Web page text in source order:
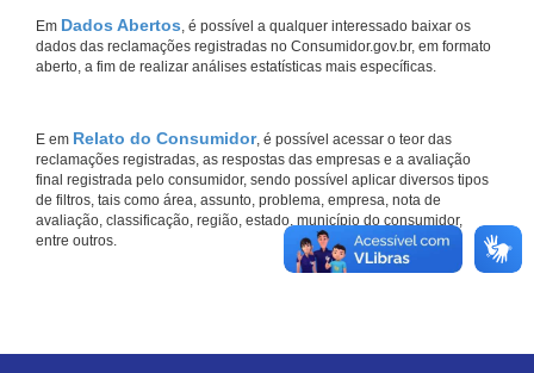
Em Dados Abertos, é possível a qualquer interessado baixar os
dados das reclamações registradas no Consumidor.gov.br, em formato
aberto, a fim de realizar análises estatísticas mais específicas.
E em Relato do Consumidor, é possível acessar o teor das
reclamações registradas, as respostas das empresas e a avaliação
final registrada pelo consumidor, sendo possível aplicar diversos tipos
de filtros, tais como área, assunto, problema, empresa, nota de
avaliação, classificação, região, estado, município do consumidor,
entre outros.